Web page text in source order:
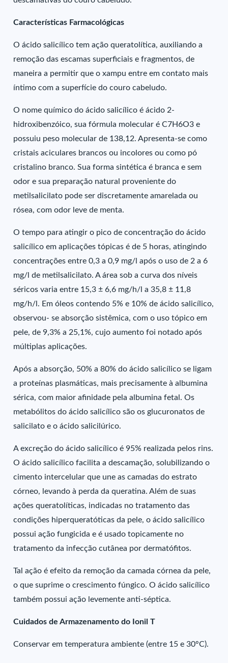
Características Farmacológicas
O ácido salicílico tem ação queratolítica, auxiliando a
remoção das escamas superficiais e fragmentos, de
maneira a permitir que o xampu entre em contato mais
íntimo com a superfície do couro cabeludo.
O nome químico do ácido salicílico é ácido 2-
hidroxibenzóico, sua fórmula molecular é C7H6O3 e
possuiu peso molecular de 138,12. Apresenta-se como
cristais aciculares brancos ou incolores ou como pó
cristalino branco. Sua forma sintética é branca e sem
odor e sua preparação natural proveniente do
metilsalicilato pode ser discretamente amarelada ou
rósea, com odor leve de menta.
O tempo para atingir o pico de concentração do ácido
salicílico em aplicações tópicas é de 5 horas, atingindo
concentrações entre 0,3 a 0,9 mg/l após o uso de 2 a 6
mg/l de metilsalicilato. A área sob a curva dos níveis
séricos varia entre 15,3 ± 6,6 mg/h/l a 35,8 ± 11,8
mg/h/l. Em óleos contendo 5% e 10% de ácido salicílico,
observou- se absorção sistêmica, com o uso tópico em
pele, de 9,3% a 25,1%, cujo aumento foi notado após
múltiplas aplicações.
Após a absorção, 50% a 80% do ácido salicílico se ligam
a proteínas plasmáticas, mais precisamente à albumina
sérica, com maior afinidade pela albumina fetal. Os
metabólitos do ácido salicílico são os glucuronatos de
salicilato e o ácido salicilúrico.
A excreção do ácido salicílico é 95% realizada pelos rins.
O ácido salicílico facilita a descamação, solubilizando o
cimento intercelular que une as camadas do estrato
córneo, levando à perda da queratina. Além de suas
ações queratolíticas, indicadas no tratamento das
condições hiperqueratóticas da pele, o ácido salicílico
possui ação fungicida e é usado topicamente no
tratamento da infecção cutânea por dermatófitos.
Tal ação é efeito da remoção da camada córnea da pele,
o que suprime o crescimento fúngico. O ácido salicílico
também possui ação levemente anti-séptica.
Cuidados de Armazenamento do Ionil T
Conservar em temperatura ambiente (entre 15 e 30°C).